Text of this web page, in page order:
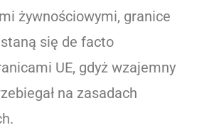
żywnościowymi, granice
się de facto
UE, gdyż wzajemny
na zasadach